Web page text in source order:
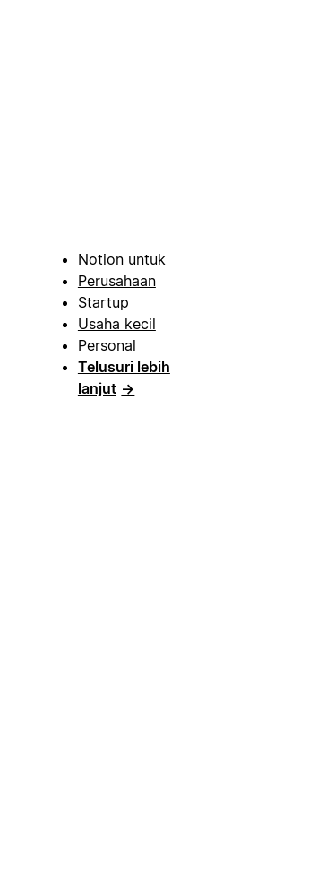
Notion untuk
Perusahaan
Startup
Usaha kecil
Personal
Telusuri lebih
lanjut →